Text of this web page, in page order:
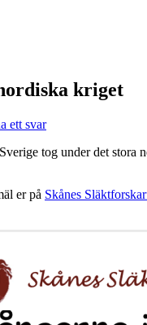
kriget
ett svar
tog under det
er på Skånes